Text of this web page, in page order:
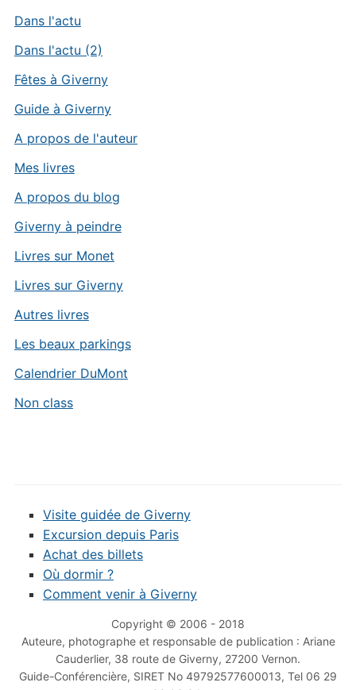
Dans l'actu
Dans l'actu (2)
Fêtes à Giverny
Guide à Giverny
A propos de l'auteur
Mes livres
A propos du blog
Giverny à peindre
Livres sur Monet
Livres sur Giverny
Autres livres
Les beaux parkings
Calendrier DuMont
Non class
Visite guidée de Giverny
Excursion depuis Paris
Achat des billets
Où dormir ?
Comment venir à Giverny
Copyright © 2006 - 2018
Auteure, photographe et responsable de publication : Ariane
Cauderlier, 38 route de Giverny, 27200 Vernon.
Guide-Conférencière, SIRET No 49792577600013, Tel 06 29